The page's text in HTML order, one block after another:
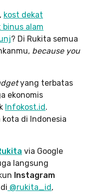
, kost dekat
binus alam
? Di Rukita semua
because you
yang terbatas
ekonomis
Infokost.id.
kota di Indonesia
via Google
langsung
Instagram
di @rukita_id,